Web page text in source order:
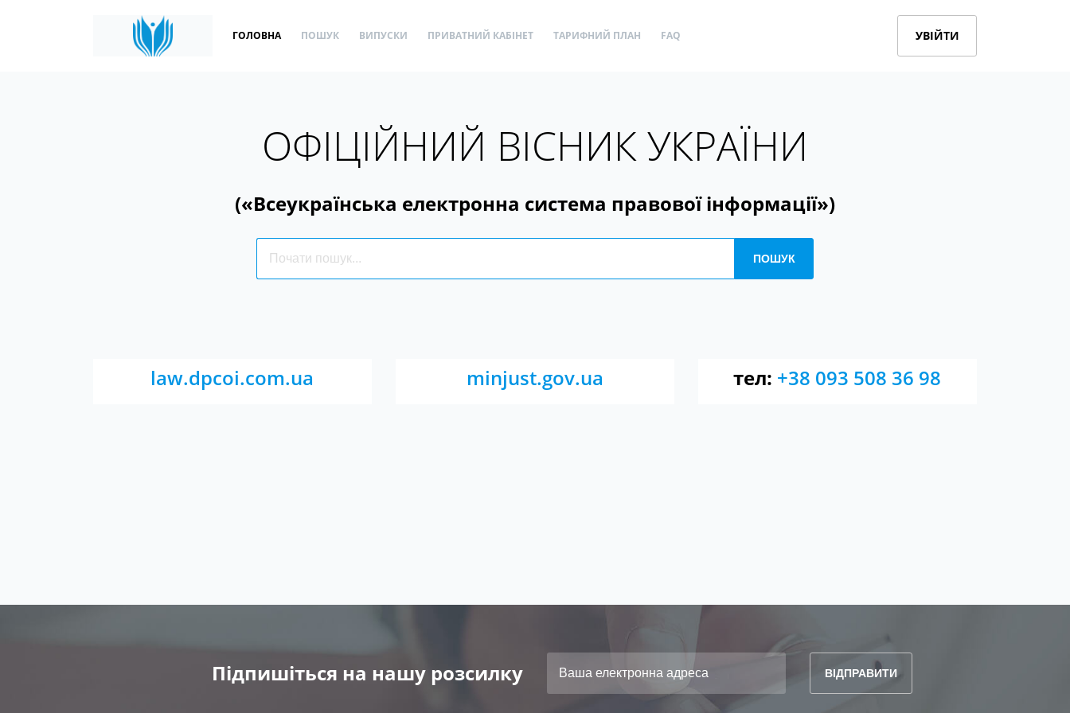
ГОЛОВНА ПОШУК ВИПУСКИ ПРИВАТНИЙ КАБІНЕТ ТАРИФНИЙ ПЛАН FAQ УВІЙТИ
ОФІЦІЙНИЙ ВІСНИК УКРАЇНИ
(«Всеукраїнська електронна система правової інформації»)
law.dpcoi.com.ua minjust.gov.ua тел: +38 093 508 36 98
Підпишіться на нашу розсилку